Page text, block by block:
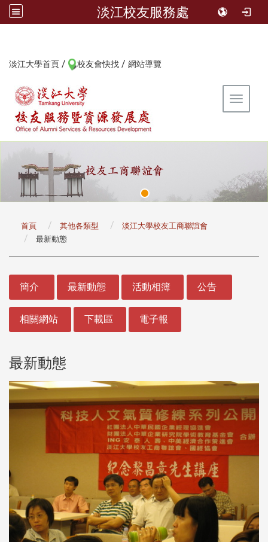
淡江校友服務處
淡江大學首頁 / 校友會快找 / 網站導覽
Toggle
首頁 其他各類型
淡江大學校友工商聯誼會
最新動態
簡介 最新動態 活動相簿 公告
相關網站 下載區 電子報
最新動態